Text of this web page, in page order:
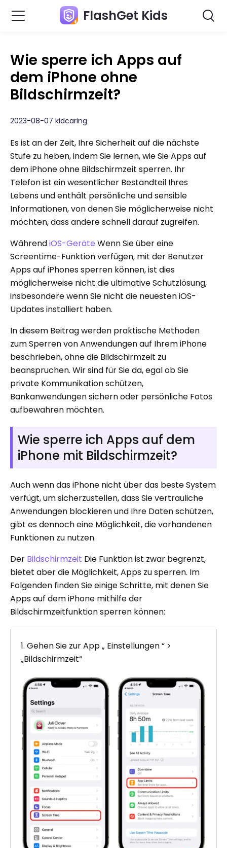
FlashGet Kids
Wie sperre ich Apps auf
dem iPhone ohne
Bildschirmzeit?
2023-08-07 kidcaring
Es ist an der Zeit, Ihre Sicherheit auf die nächste
Stufe zu heben, indem Sie lernen, wie Sie Apps auf
dem iPhone ohne Bildschirmzeit sperren. Ihr
Telefon ist ein wesentlicher Bestandteil Ihres
Lebens und enthält persönliche und sensible
Informationen, von denen Sie möglicherweise nicht
möchten, dass andere schnell darauf zugreifen.
WährendiOS-Geräte Wenn Sie über eine
Screentime-Funktion verfügen, mit der Benutzer
Apps auf iPhones sperren können, ist dies
möglicherweise nicht die ultimative Schutzlösung,
insbesondere wenn Sie nicht die neuesten iOS-
Updates installiert haben.
In diesem Beitrag werden praktische Methoden
zum Sperren von Anwendungen auf Ihrem iPhone
beschrieben, ohne die Bildschirmzeit zu
beanspruchen. Wir sind für Sie da, egal ob Sie
private Kommunikation schützen,
Bankanwendungen sichern oder persönliche Fotos
aufbewahren möchten.
Wie sperre ich Apps auf dem
iPhone mit Bildschirmzeit?
Auch wenn das iPhone nicht über das beste System
verfügt, um sicherzustellen, dass Sie vertrauliche
Anwendungen blockieren und Ihre Daten schützen,
gibt es dennoch eine Möglichkeit, die vorhandenen
Funktionen zu nutzen.
Der Bildschirmzeit Die Funktion ist zwar begrenzt,
bietet aber die Möglichkeit, Apps zu sperren. Im
Folgenden finden Sie einige Schritte, mit denen Sie
Apps auf dem iPhone mithilfe der
Bildschirmzeitfunktion sperren können:
1. Gehen Sie zur App „ Einstellungen “ >
„Bildschirmzeit“